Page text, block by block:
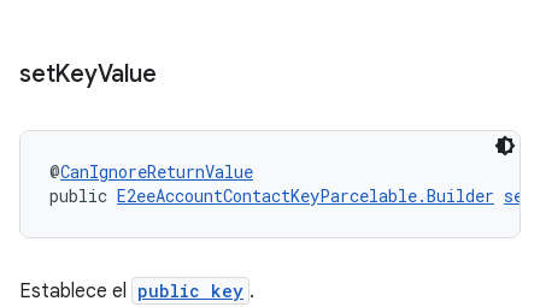
setKeyValue
@CanIgnoreReturnValue
public E2eeAccountContactKeyParcelable.Builder
Establece el public key .